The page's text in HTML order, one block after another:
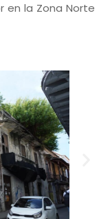
en la Zona Norte